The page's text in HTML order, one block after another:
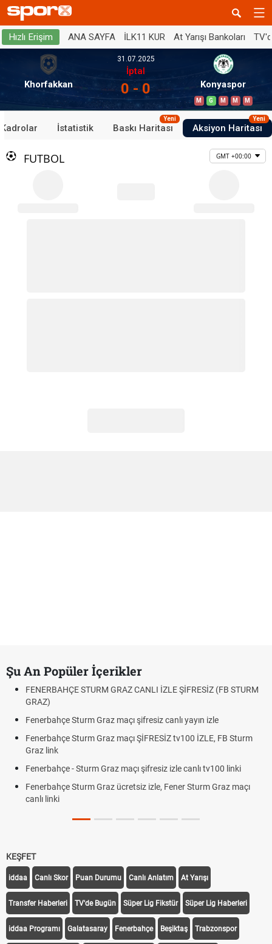
Hızlı Erişim ANA SAYFA İLK11 KUR At Yarışı Bankoları
Khorfakkan
31.07.2025
İptal
0 - 0 Konyaspor
M G M M M
Kadrolar İstatistik Baskı Haritası
Yeni
Aksiyon Haritası
Yeni
FUTBOL GMT +00:00
Şu An Popüler İçerikler
FENERBAHÇE STURM GRAZ CANLI İZLE ŞİFRESİZ (FB STURM
GRAZ)
Fenerbahçe Sturm Graz maçı şifresiz canlı yayın izle
Fenerbahçe Sturm Graz maçı ŞİFRESİZ tv100 İZLE, FB Sturm
Graz link
Fenerbahçe - Sturm Graz maçı şifresiz izle canlı tv100 linki
Fenerbahçe Sturm Graz ücretsiz izle, Fener Sturm Graz maçı
canlı linki
KEŞFET
iddaa Canlı Skor Puan Durumu Canlı Anlatım At Yarışı
Transfer Haberleri TV'de Bugün Süper Lig Fikstür Süper Lig Haberleri
iddaa Programı Galatasaray Fenerbahçe Beşiktaş Trabzonspor